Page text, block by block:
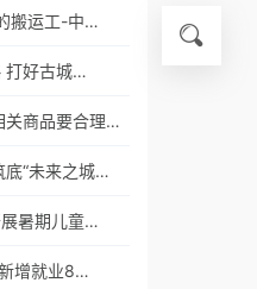
搬运工-中…
打好古城…
关商品要合理…
底“未来之城…
展暑期儿童…
新增就业8…